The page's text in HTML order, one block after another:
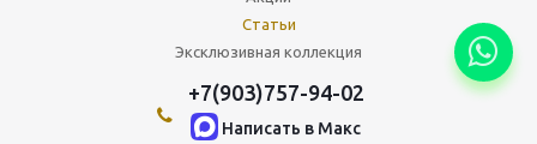
Статьи
Эксклюзивная коллекция
+7(903)757-94-02
Написать в Maкс